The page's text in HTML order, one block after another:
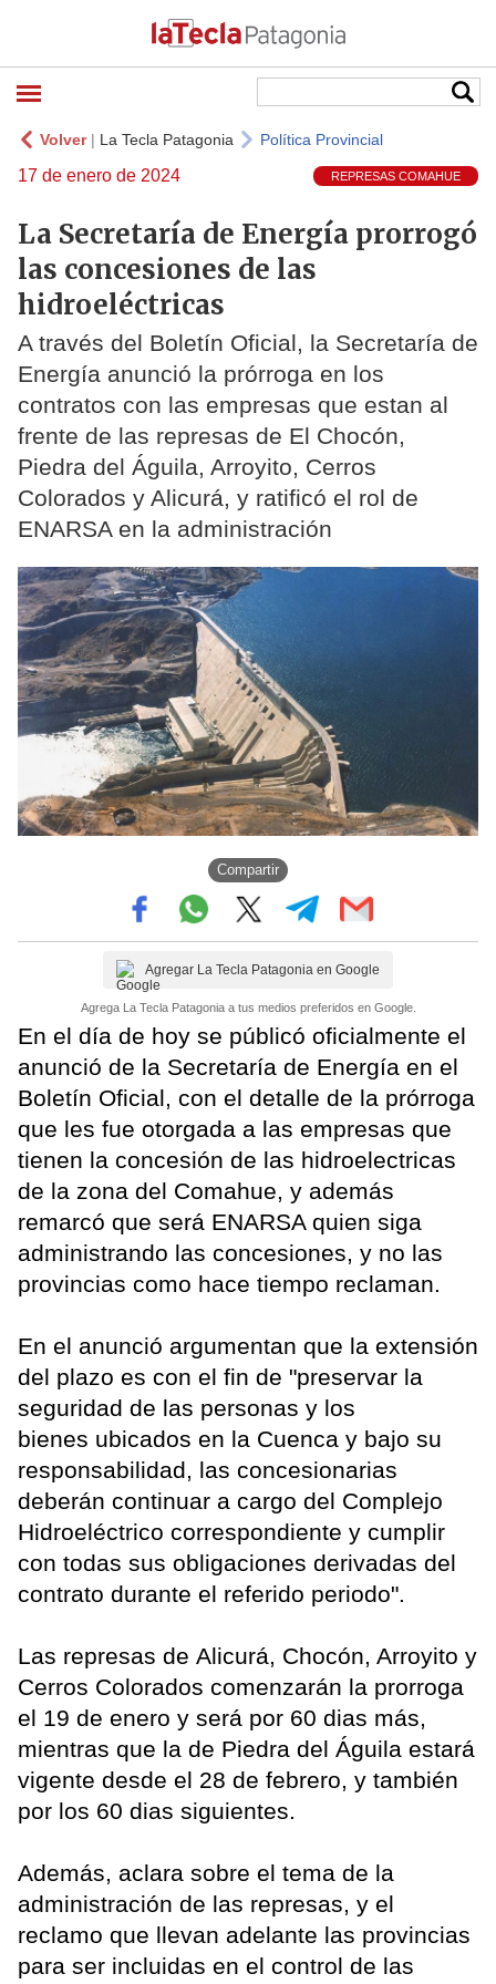
Volver| La Tecla Patagonia Política Provincial
17 de enero de 2024 REPRESAS COMAHUE
La Secretaría de Energía prorrogó
las concesiones de las
hidroeléctricas
A través del Boletín Oficial, la Secretaría de
Energía anunció la prórroga en los
contratos con las empresas que estan al
frente de las represas de El Chocón,
Piedra del Águila, Arroyito, Cerros
Colorados y Alicurá, y ratificó el rol de
ENARSA en la administración
Compartir
Agregar La Tecla Patagonia en Google
Agrega La Tecla Patagonia a tus medios preferidos en Google.
En el día de hoy se públicó oficialmente el
anunció de la Secretaría de Energía en el
Boletín Oficial, con el detalle de la prórroga
que les fue otorgada a las empresas que
tienen la concesión de las hidroelectricas
de la zona del Comahue, y además
remarcó que será ENARSA quien siga
administrando las concesiones, y no las
provincias como hace tiempo reclaman.
En el anunció argumentan que la extensión
del plazo es con el fin de "preservar la
seguridad de las personas y los
bienes ubicados en la Cuenca y bajo su
responsabilidad, las concesionarias
deberán continuar a cargo del Complejo
Hidroeléctrico correspondiente y cumplir
con todas sus obligaciones derivadas del
contrato durante el referido periodo".
Las represas de Alicurá, Chocón, Arroyito y
Cerros Colorados comenzarán la prorroga
el 19 de enero y será por 60 dias más,
mientras que la de Piedra del Águila estará
vigente desde el 28 de febrero, y también
por los 60 dias siguientes.
Además, aclara sobre el tema de la
administración de las represas, y el
reclamo que llevan adelante las provincias
para ser incluidas en el control de las